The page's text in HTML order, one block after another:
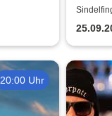
20:00 Uhr